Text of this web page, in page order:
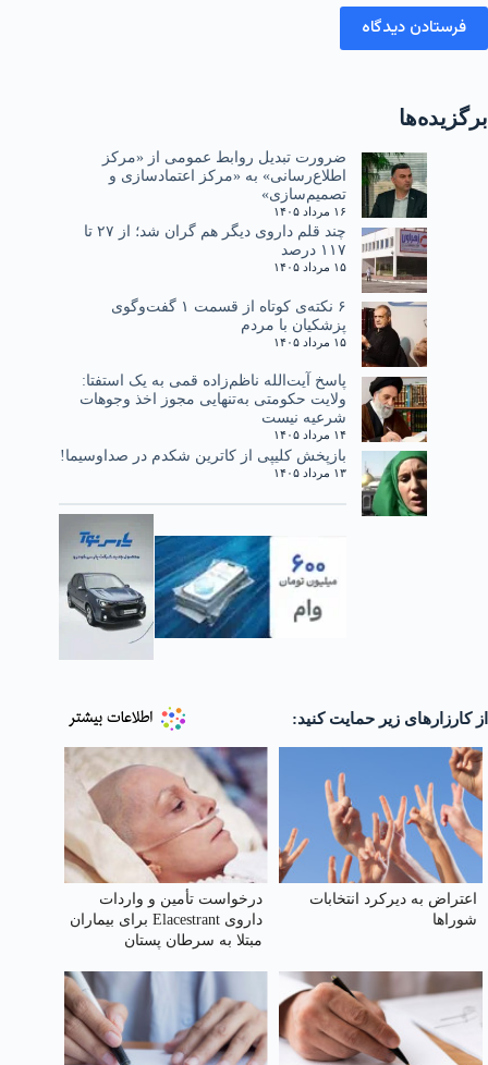
فرستادن دیدگاه
برگزیده‌ها
ضرورت تبدیل روابط عمومی از «مرکز
اطلاع‌رسانی» به «مرکز اعتمادسازی و
تصمیم‌سازی»
۱۶ مرداد ۱۴۰۵
چند قلم داروی دیگر هم گران شد؛ از ۲۷ تا
۱۱۷ درصد
۱۵ مرداد ۱۴۰۵
۶ نکته‌ی کوتاه از قسمت ۱ گفت‌وگوی
پزشکیان با مردم
۱۵ مرداد ۱۴۰۵
پاسخ آیت‌الله ناظم‌زاده قمی به یک استفتا:
ولایت حکومتی به‌تنهایی مجوز اخذ وجوهات
شرعیه نیست
۱۴ مرداد ۱۴۰۵
بازپخش کلیپی از کاترین شکدم در صداوسیما!
۱۳ مرداد ۱۴۰۵
از کارزارهای زیر حمایت کنید:
اعتراض به دیرکرد انتخابات
شوراها
درخواست تأمین و واردات
داروی Elacestrant برای بیماران
مبتلا به سرطان پستان